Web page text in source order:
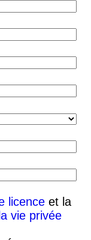
licence et la
vie privée